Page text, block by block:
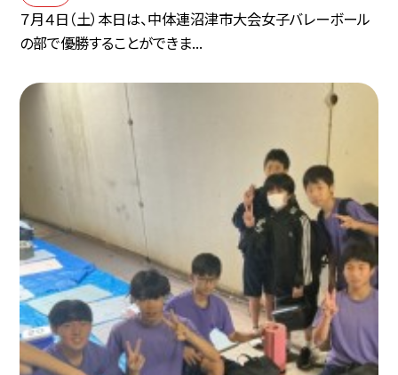
７月４日（土）本日は、中体連沼津市大会女子バレーボール
の部で優勝することができま...